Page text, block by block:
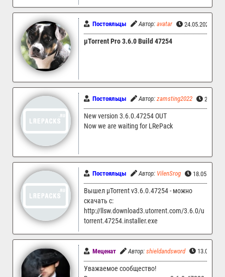
Постояльцы Автор: avatar 24.05.2026
µTorrent Pro 3.6.0 Build 47254
Постояльцы Автор: zamsting2022
New version 3.6.0.47254 OUT
Now we are waiting for LRePack
Постояльцы Автор: VilenSrog 18.05.2026
Вышел µTorrent v3.6.0.47254 - можно
скачать с:
http://llsw.download3.utorrent.com/3.6.0/u
torrent.47254.installer.exe
Меценат Автор: shieldandsword
Уважаемое сообщество!